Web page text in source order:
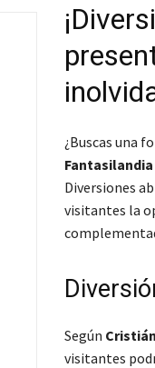
¿Buscas una
Fantasilandia
Diversiones
visitantes la
Según
visitantes